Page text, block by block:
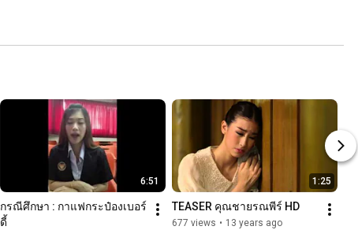
6:51
กรณีศึกษา : กาแฟกระป๋องเบอร์
ดี้
1:25
TEASER คุณชายรณพีร์ HD
677 views • 13 years ago